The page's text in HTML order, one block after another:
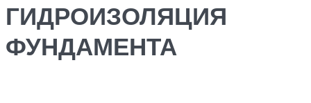
ГИДРОИЗОЛЯЦИЯ
ФУНДАМЕНТА